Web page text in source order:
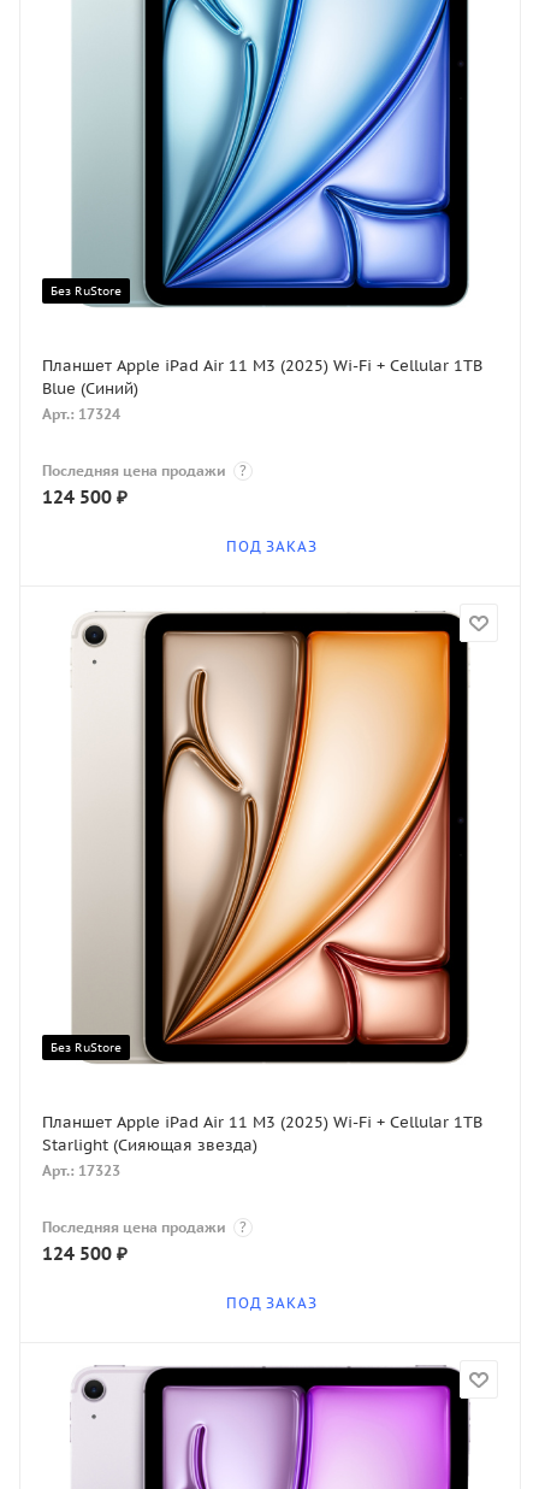
Без RuStore
Планшет Apple iPad Air 11 M3 (2025) Wi-Fi + Cellular 1TB
Blue (Синий)
Арт.: 17324
Последняя цена продажи ?
124 500 ₽
ПОД ЗАКАЗ
Без RuStore
Планшет Apple iPad Air 11 M3 (2025) Wi-Fi + Cellular 1TB
Starlight (Сияющая звезда)
Арт.: 17323
Последняя цена продажи ?
124 500 ₽
ПОД ЗАКАЗ